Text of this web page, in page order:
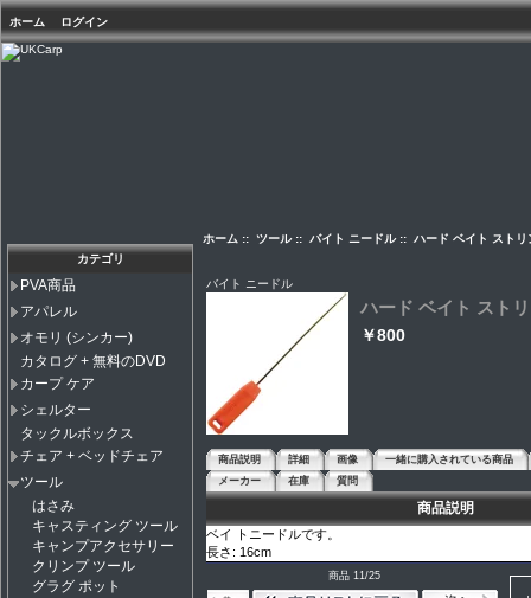
ホーム ログイン
カテゴリ
PVA商品
アパレル
オモリ (シンカー)
カタログ + 無料のDVD
カープ ケア
シェルター
タックルボックス
チェア + ベッドチェア
ツール
はさみ
キャスティング ツール
キャンプアクセサリー
クリンプ ツール
グラグ ポット
ホーム :: ツール:: バイト ニードル:: ハード ベイト ストリ
バイト ニードル
ハード ベイト スト
￥800
商品説明 詳細 画像
一緒に購入されている商品
メーカー
在庫 質問
商品説明
ベイ トニードルです。
長さ: 16cm
商品 11/25